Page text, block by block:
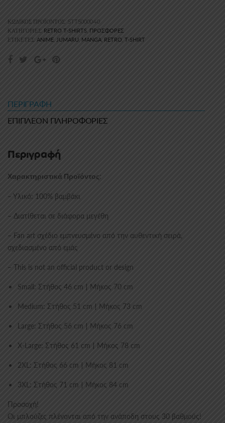
ΚΩΔΙΚΌΣ ΠΡΟΪΌΝΤΟΣ: STT5000040
ΚΑΤΗΓΟΡΊΕΣ: RETRO T-SHIRTS, ΠΡΟΣΦΟΡΈΣ
ΕΤΙΚΈΤΕΣ: ANIME, JUMARU, MANGA, RETRO, T-SHIRT
ΠΕΡΙΓΡΑΦΉ
ΕΠΙΠΛΈΟΝ ΠΛΗΡΟΦΟΡΊΕΣ
Περιγραφή
Χαρακτηριστικά Προϊόντος:
– Υλικό: 100% βαμβάκι
– Διατίθεται σε διάφορα μεγέθη
– Fan art σχέδιο εμπνευσμένο από την αυθεντική σειρά,
σχεδιασμένο από εμάς
– This is not an official product or design
Small: Στήθος 46 cm | Μήκος 70 cm
Medium: Στήθος 51 cm | Μήκος 73 cm
Large: Στήθος 56 cm | Μήκος 76 cm
X-Large: Στήθος 61 cm | Μήκος 78 cm
2XL: Στήθος 66 cm | Μήκος 81 cm
3XL: Στήθος 71 cm | Μήκος 84 cm
Προσοχή!
Οι μπλούζες πλένονται από την ανάποδη στους 30 βαθμούς!